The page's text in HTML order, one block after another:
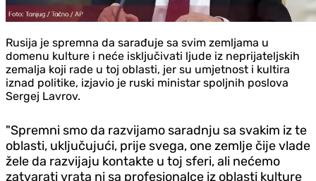
Rusija je spremna da sarađuje sa svim zemljama u
domenu kulture i neće isključivati ljude iz neprijateljskih
zemalja koji rade u toj oblasti, jer su umjetnost i kultira
iznad politike, izjavio je ruski ministar spoljnih poslova
Sergej Lavrov.
"Spremni smo da razvijamo saradnju sa svakim iz te
oblasti, uključujući, prije svega, one zemlje čije vlade
žele da razvijaju kontakte u toj sferi, ali nećemo
zatvarati vrata ni sa profesionalce iz oblasti kulture